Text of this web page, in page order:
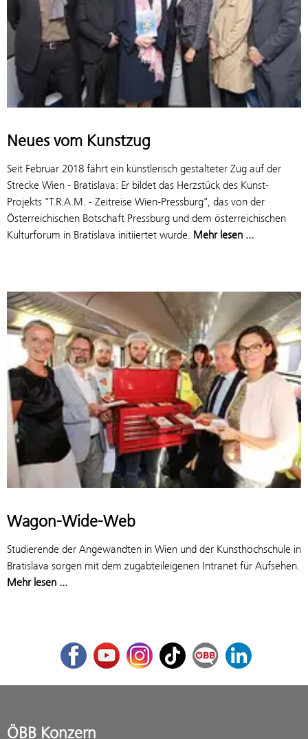
Neues vom Kunstzug
Seit Februar 2018 fährt ein künstlerisch gestalteter Zug auf der
Strecke Wien - Bratislava: Er bildet das Herzstück des Kunst-
Projekts "T.R.A.M. - Zeitreise Wien-Pressburg", das von der
Österreichischen Botschaft Pressburg und dem österreichischen
Kulturforum in Bratislava initiiertet wurde. Mehr lesen ...
Wagon-Wide-Web
Studierende der Angewandten in Wien und der Kunsthochschule in
Bratislava sorgen mit dem zugabteileigenen Intranet für Aufsehen.
Mehr lesen ...
FacebookYoutubeInstagram
TikTok ÖBB Corporate Blog
LinkedIn
ÖBB Konzern